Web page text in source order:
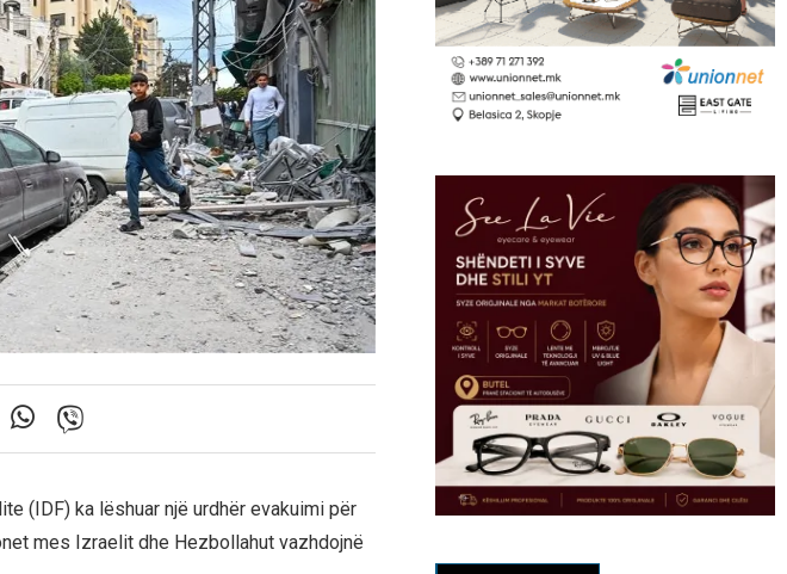
(IDF) ka lëshuar një urdhër evakuimi për
mes Izraelit dhe Hezbollahut vazhdojnë